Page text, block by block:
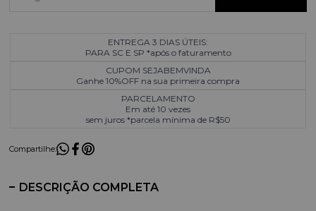
ENTREGA 3 DIAS ÚTEIS:
PARA SC E SP *após o faturamento
CUPOM SEJABEMVINDA
Ganhe 10%OFF na sua primeira compra
PARCELAMENTO
Em até 10 vezes
sem juros *parcela mínima de R$50
Compartilhe:
DESCRIÇÃO COMPLETA